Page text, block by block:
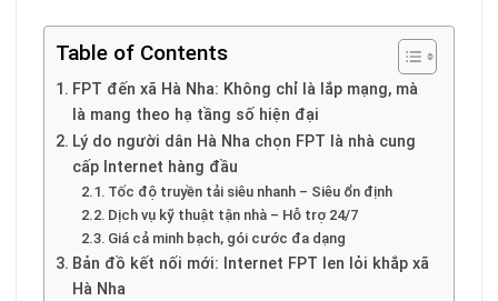
Table of Contents
FPT đến xã Hà Nha: Không chỉ là lắp mạng, mà
là mang theo hạ tầng số hiện đại
Lý do người dân Hà Nha chọn FPT là nhà cung
cấp Internet hàng đầu
Tốc độ truyền tải siêu nhanh – Siêu ổn định
Dịch vụ kỹ thuật tận nhà – Hỗ trợ 24/7
Giá cả minh bạch, gói cước đa dạng
Bản đồ kết nối mới: Internet FPT len lỏi khắp xã
Hà Nha